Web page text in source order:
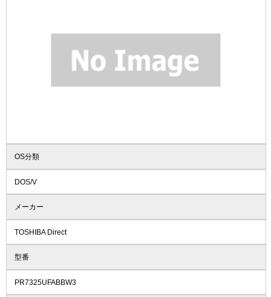
OS分類
DOS/V
メーカー
TOSHIBA Direct
型番
PR7325UFABBW3